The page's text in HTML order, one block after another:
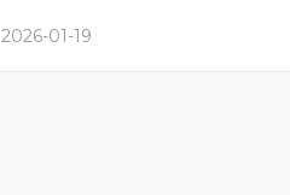
2026-01-19